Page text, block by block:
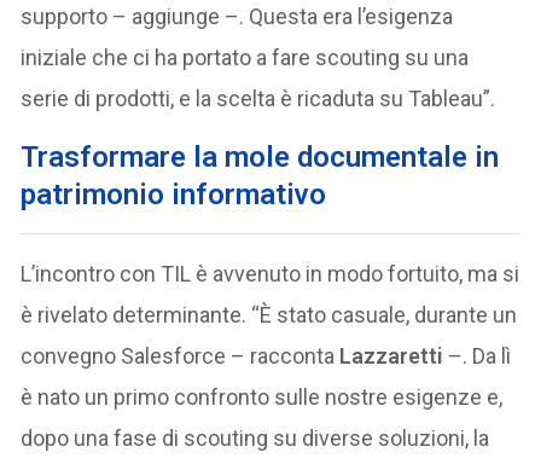
supporto – aggiunge –. Questa era l’esigenza
iniziale che ci ha portato a fare scouting su una
serie di prodotti, e la scelta è ricaduta su Tableau”.
Trasformare la mole documentale in
patrimonio informativo
L’incontro con TIL è avvenuto in modo fortuito, ma si
è rivelato determinante. “È stato casuale, durante un
convegno Salesforce – racconta Lazzaretti –. Da lì
è nato un primo confronto sulle nostre esigenze e,
dopo una fase di scouting su diverse soluzioni, la